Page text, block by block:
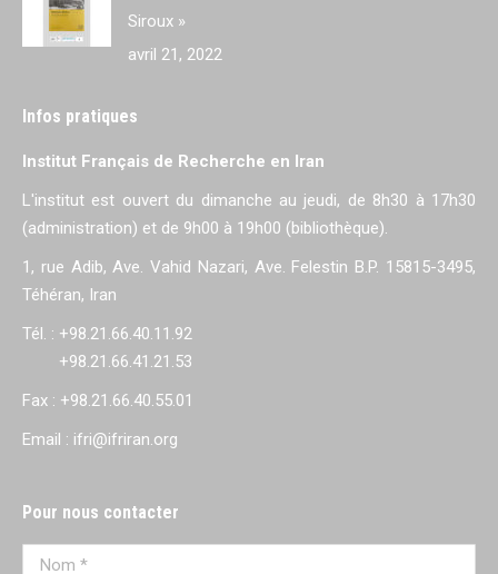
Siroux »
avril 21, 2022
Infos pratiques
Institut Français de Recherche en Iran
L'institut est ouvert du dimanche au jeudi, de 8h30 à 17h30
(administration) et de 9h00 à 19h00 (bibliothèque).
1, rue Adib, Ave. Vahid Nazari, Ave. Felestin B.P. 15815-3495,
Téhéran, Iran
Tél. : +98.21.66.40.11.92
+98.21.66.41.21.53
Fax : +98.21.66.40.55.01
Email : ifri@ifriran.org
Pour nous contacter
Nom *